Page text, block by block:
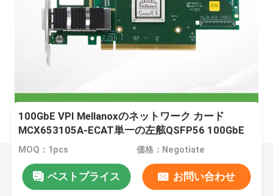
100GbE VPI Mellanoxのネットワーク カード
MCX653105A-ECAT単一の左舷QSFP56 100GbE
MOQ：1pcs 価格：Negotiate
ベストプライス お問い合わせ